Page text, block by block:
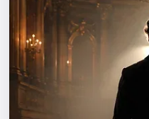
Экскурсии
Спорт
События